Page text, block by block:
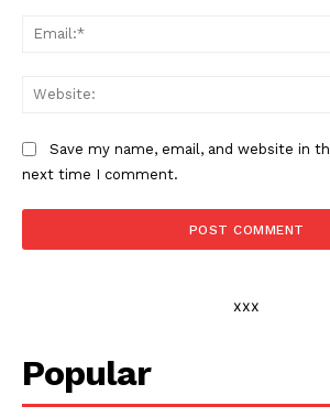
Save my name, email, and website in
next time I comment.
xxx
Popular